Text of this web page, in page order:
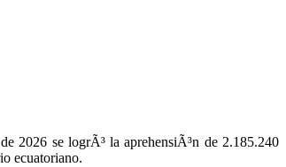
2026 se logrÃ³ la aprehensiÃ³n de 2.185.240
ecuatoriano.